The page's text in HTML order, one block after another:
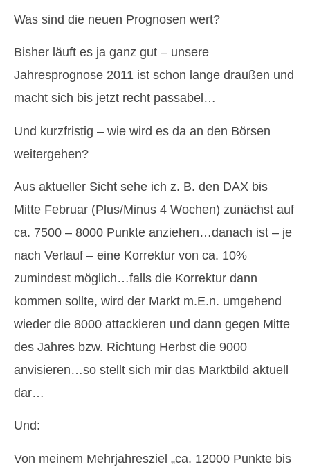
Was sind die neuen Prognosen wert?
Bisher läuft es ja ganz gut – unsere
Jahresprognose 2011 ist schon lange draußen und
macht sich bis jetzt recht passabel…
Und kurzfristig – wie wird es da an den Börsen
weitergehen?
Aus aktueller Sicht sehe ich z. B. den DAX bis
Mitte Februar (Plus/Minus 4 Wochen) zunächst auf
ca. 7500 – 8000 Punkte anziehen…danach ist – je
nach Verlauf – eine Korrektur von ca. 10%
zumindest möglich…falls die Korrektur dann
kommen sollte, wird der Markt m.E.n. umgehend
wieder die 8000 attackieren und dann gegen Mitte
des Jahres bzw. Richtung Herbst die 9000
anvisieren…so stellt sich mir das Marktbild aktuell
dar…
Und:
Von meinem Mehrjahresziel „ca. 12000 Punkte bis